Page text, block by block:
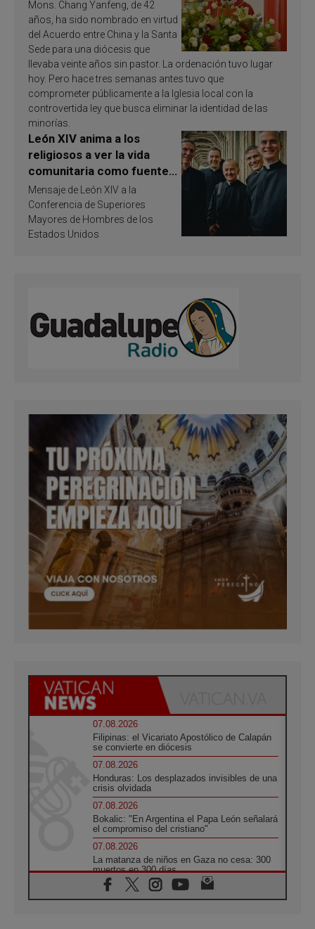
Mons. Chang Yanfeng, de 42
años, ha sido nombrado en virtud
del Acuerdo entre China y la Santa
Sede para una diócesis que
llevaba veinte años sin pastor. La ordenación tuvo lugar
hoy. Pero hace tres semanas antes tuvo que
comprometer públicamente a la Iglesia local con la
controvertida ley que busca eliminar la identidad de las
minorías.
León XIV anima a los
religiosos a ver la vida
comunitaria como fuente
de inspiración y
santificación
Mensaje de León XIV a la
Conferencia de Superiores
Mayores de Hombres de los
Estados Unidos
07.08.2026
Filipinas: el Vicariato Apostólico de Calapán
se convierte en diócesis
07.08.2026
Honduras: Los desplazados invisibles de una
crisis olvidada
07.08.2026
Bokalic: "En Argentina el Papa León señalará
el compromiso del cristiano"
07.08.2026
La matanza de niños en Gaza no cesa: 300
muertos en 300 días
07.08.2026
Tagle: La guerra desfigura el mundo, solo la